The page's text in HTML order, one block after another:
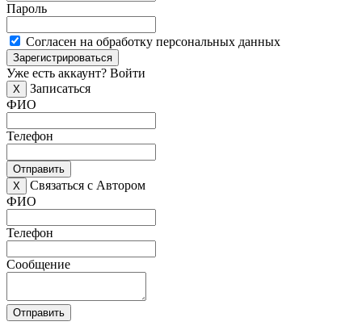
Пароль
Согласен на обработку персональных данных
Зарегистрироваться
Уже есть аккаунт? Войти
X
Записаться
ФИО
Телефон
Отправить
X
Связаться с Автором
ФИО
Телефон
Сообщение
Отправить